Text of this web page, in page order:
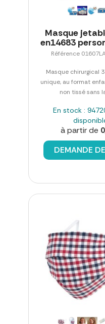
Masque
en14683
Référence
Masque chirurgical
unique, au format
non tissé sans
En stock :
à partir de
DEMANDE